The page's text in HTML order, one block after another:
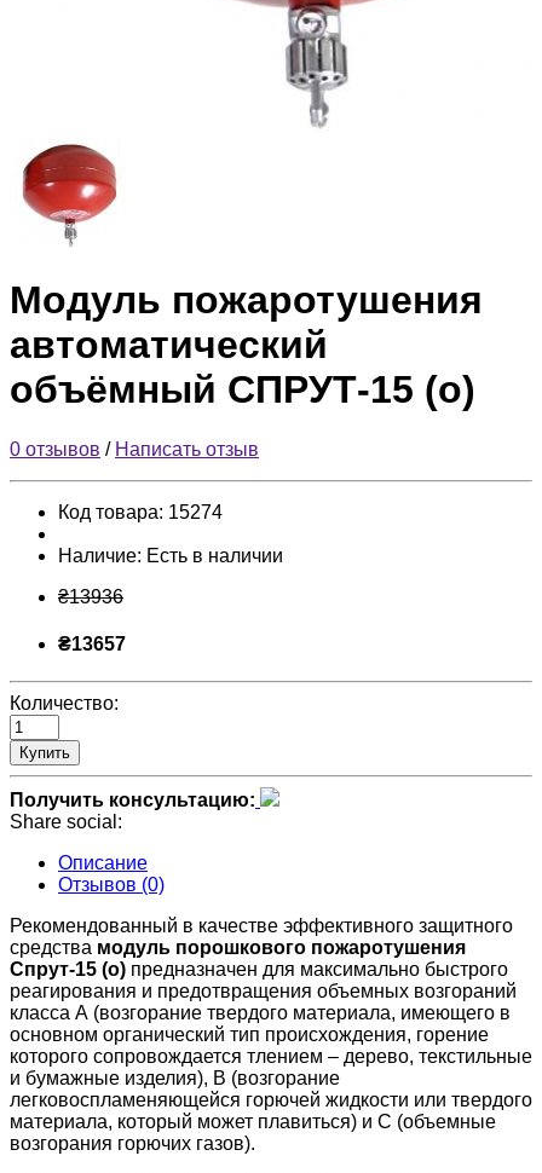
Модуль пожаротушения
автоматический
объёмный СПРУТ-15 (о)
0 отзывов / Написать отзыв
Код товара: 15274
Наличие: Есть в наличии
₴13936
₴13657
Количество:
Купить
Получить консультацию:
Share social:
Описание
Отзывов (0)
Рекомендованный в качестве эффективного защитного
средства модуль порошкового пожаротушения
Спрут-15 (о) предназначен для максимально быстрого
реагирования и предотвращения объемных возгораний
класса А (возгорание твердого материала, имеющего в
основном органический тип происхождения, горение
которого сопровождается тлением – дерево, текстильные
и бумажные изделия), В (возгорание
легковоспламеняющейся горючей жидкости или твердого
материала, который может плавиться) и С (объемные
возгорания горючих газов).